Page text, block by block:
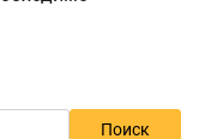
Поиск